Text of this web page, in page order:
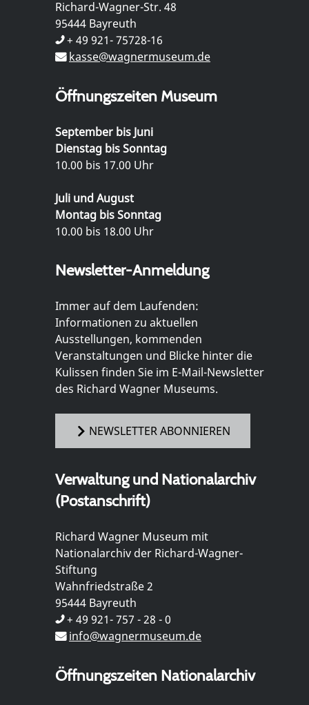
Richard-Wagner-Str. 48
95444 Bayreuth
+ 49 921- 75728-16
kasse@wagnermuseum.de
Öffnungszeiten Museum
September bis Juni
Dienstag bis Sonntag
10.00 bis 17.00 Uhr
Juli und August
Montag bis Sonntag
10.00 bis 18.00 Uhr
Newsletter-Anmeldung
Immer auf dem Laufenden:
Informationen zu aktuellen
Ausstellungen, kommenden
Veranstaltungen und Blicke hinter die
Kulissen finden Sie im E-Mail-Newsletter
des Richard Wagner Museums.
NEWSLETTER ABONNIEREN
Verwaltung und Nationalarchiv
(Postanschrift)
Richard Wagner Museum mit
Nationalarchiv der Richard-Wagner-
Stiftung
Wahnfriedstraße 2
95444 Bayreuth
+ 49 921- 757 - 28 - 0
info@wagnermuseum.de
Öffnungszeiten Nationalarchiv